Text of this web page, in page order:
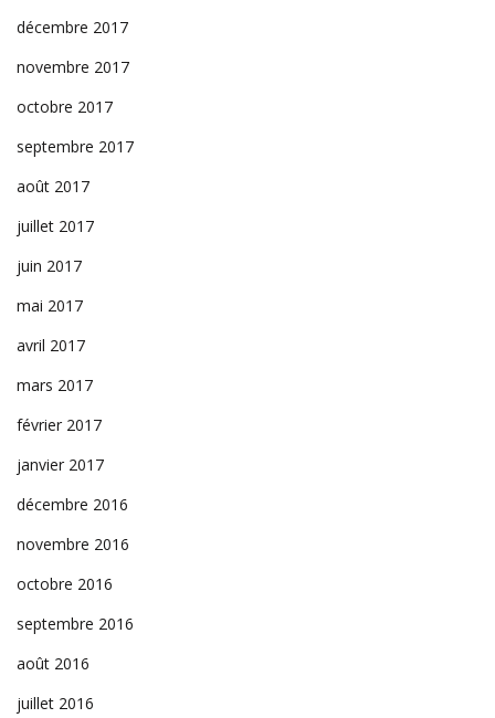
décembre 2017
novembre 2017
octobre 2017
septembre 2017
août 2017
juillet 2017
juin 2017
mai 2017
avril 2017
mars 2017
février 2017
janvier 2017
décembre 2016
novembre 2016
octobre 2016
septembre 2016
août 2016
juillet 2016